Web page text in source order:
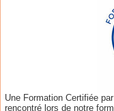
Une Formation Certifiée
rencontré lors de notre